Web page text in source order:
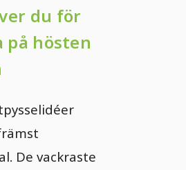
du för
på hösten
De vackraste